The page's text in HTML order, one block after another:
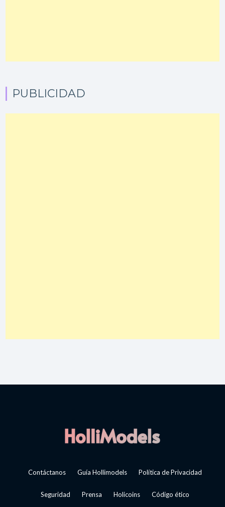
PUBLICIDAD
Contáctanos Guía Hollimodels Política de Privacidad
Seguridad Prensa Holicoins Código ético